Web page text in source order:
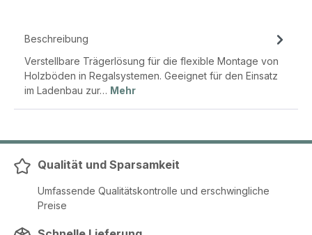
Beschreibung
Verstellbare Trägerlösung für die flexible Montage von
Holzböden in Regalsystemen. Geeignet für den Einsatz
im Ladenbau zur… Mehr
Qualität und Sparsamkeit
Umfassende Qualitätskontrolle und erschwingliche
Preise